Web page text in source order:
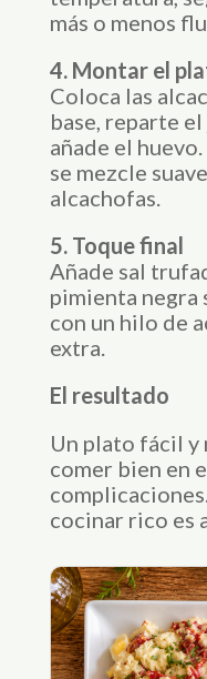
más o menos
4. Montar el
Coloca las
base, reparte
añade el
se mezcle
alcachofas.
5. Toque final
Añade sal
pimienta negra
con un hilo de
extra.
El resultado
Un plato fácil y
comer bien en
cocinar rico es